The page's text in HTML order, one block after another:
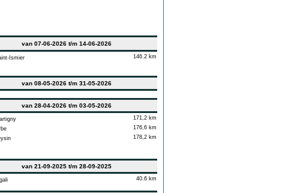
van 07-06-2026 t/m 14-06-2026
Ismier
146.2 km
van 08-05-2026 t/m 31-05-2026
van 28-04-2026 t/m 03-05-2026
171,2 km
176,6 km
178,2 km
van 21-09-2025 t/m 28-09-2025
40.6 km